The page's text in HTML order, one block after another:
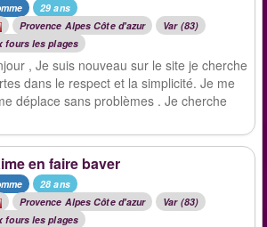
29 ans
Provence Alpes Côte d'azur
Var (83)
fours les plages
, Je suis nouveau sur le site je cherche
dans le respect et la simplicité. Je me
déplace sans problèmes . Je cherche
en faire baver
28 ans
Provence Alpes Côte d'azur
Var (83)
fours les plages